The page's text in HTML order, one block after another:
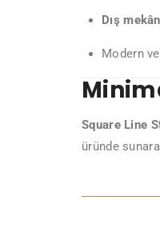
Dış
Modern
Square Line
üründe